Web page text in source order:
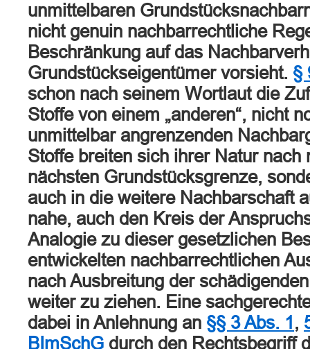
unmittelbaren
nicht genuin nachbarrechtliche
Beschränkung auf das
Grundstückseigentümer vorsieht. §
schon nach seinem Wortlaut die
Stoffe von einem „anderen“, nicht
unmittelbar angrenzenden
Stoffe breiten sich ihrer Natur nach
nächsten Grundstücksgrenze,
auch in die weitere Nachbarschaft
nahe, auch den Kreis der
Analogie zu dieser gesetzlichen
entwickelten nachbarrechtlichen
nach Ausbreitung der
weiter zu ziehen. Eine
dabei in Anlehnung an §§ 3 Abs. 1 ,
BImSchG durch den Rechtsbegriff